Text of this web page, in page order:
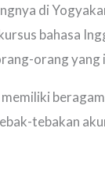
di
bahasa
orang yang
tebakan